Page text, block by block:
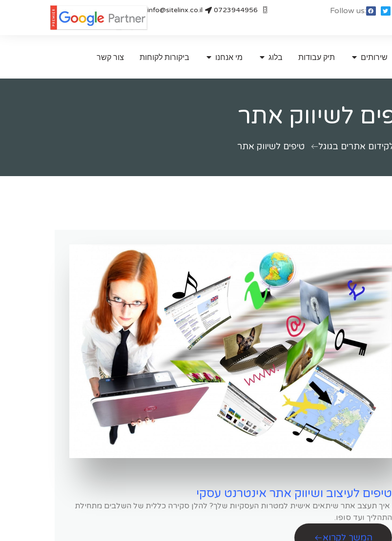
0723944956
info@sitelinx.co.il Follow us:
שירותים תיק עבודות בלוג מי אנחנו ביקורות לקוחות צור קשר
לשיווק אתר
אתרים בגוגל טיפים לשיווק אתר
טיפים לעיצוב ושיווק אתר אינטרנט עסקי
איך תעצב אתר שיתאים אישית למטרות העסקיות שלך? להלן סקירה כללית של השלבים מתחילת
התהליך ועד סופו.
המשך לקרוא